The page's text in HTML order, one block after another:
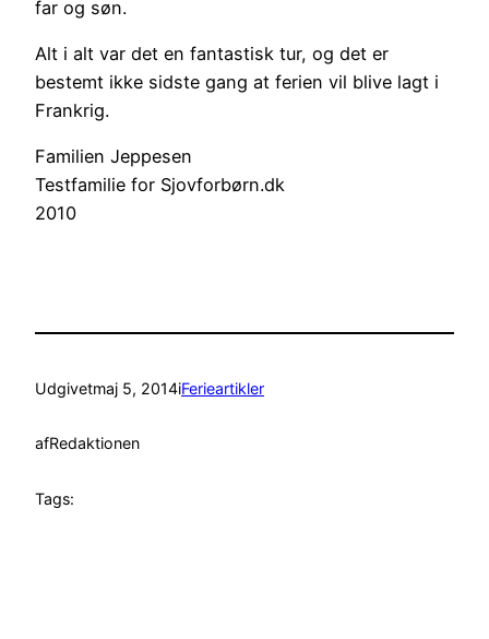
far og søn.
Alt i alt var det en fantastisk tur, og det er
bestemt ikke sidste gang at ferien vil blive lagt i
Frankrig.
Familien Jeppesen
Testfamilie for Sjovforbørn.dk
2010
Udgivetmaj 5, 2014iFerieartikler
afRedaktionen
Tags: